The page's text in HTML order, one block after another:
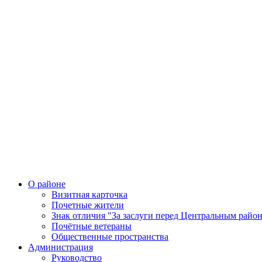
О районе
Визитная карточка
Почетные жители
Знак отличия "За заслуги перед Центральным
Почётные ветераны
Общественные пространства
Администрация
Руководство